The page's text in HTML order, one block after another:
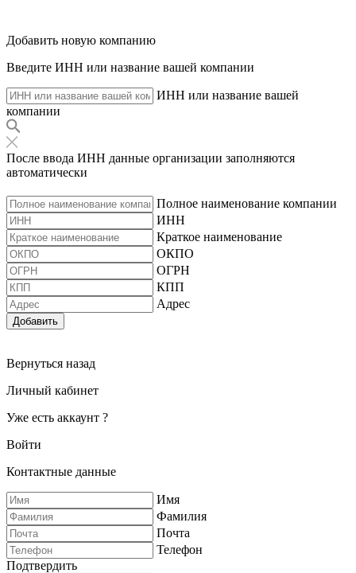
Добавить новую компанию
Введите ИНН или название вашей компании
ИНН или название вашей
компании
После ввода ИНН данные организации заполняются
автоматически
Полное наименование компании
ИНН
Краткое наименование
ОКПО
ОГРН
КПП
Адрес
Добавить
Вернуться назад
Личный кабинет
Уже есть аккаунт ?
Войти
Контактные данные
Имя
Фамилия
Почта
Телефон
Подтвердить